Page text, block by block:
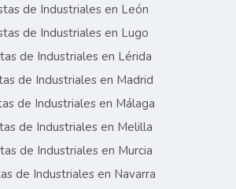
de Industriales en León
de Industriales en Lugo
de Industriales en Lérida
de Industriales en Madrid
de Industriales en Málaga
de Industriales en Melilla
de Industriales en Murcia
de Industriales en Navarra